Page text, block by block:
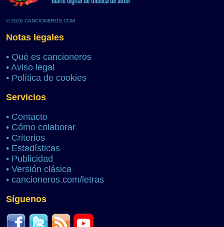
© 2026 CANCIONEROS.COM
Notas legales
• Qué es cancioneros
• Aviso legal
• Política de cookies
Servicios
• Contacto
• Cómo colaborar
• Criterios
• Estadísticas
• Publicidad
• Versión clásica
• cancioneros.com/letras
Síguenos